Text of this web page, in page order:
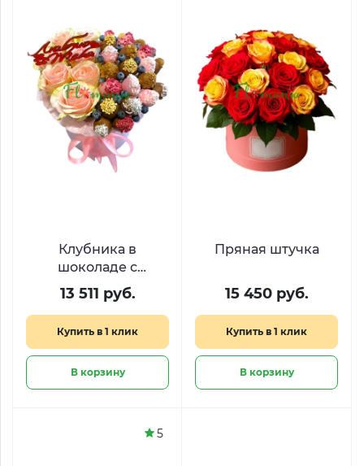
Клубника в
шоколаде с
розовыми розами
«Люблю тебя»
13 511 руб.
Купить в 1 клик
В корзину
Пряная штучка
15 450 руб.
Купить в 1 клик
В корзину
5